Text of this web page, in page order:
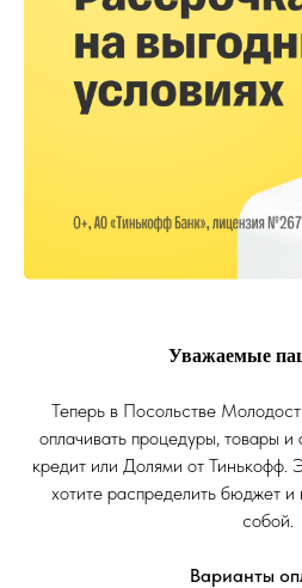
Уважаемые
Теперь в Посольстве
оплачивать процедуры, товары
кредит или Долями от Тинькофф.
хотите распределить бюджет и
собой.
Варианты